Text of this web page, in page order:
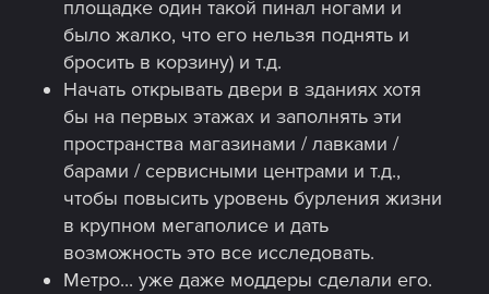
площадке один такой пинал ногами и
было жалко, что его нельзя поднять и
бросить в корзину) и т.д.
Начать открывать двери в зданиях хотя
бы на первых этажах и заполнять эти
пространства магазинами / лавками /
барами / сервисными центрами и т.д.,
чтобы повысить уровень бурления жизни
в крупном мегаполисе и дать
возможность это все исследовать.
Метро... уже даже моддеры сделали его.